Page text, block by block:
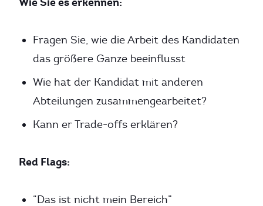
Fragen Sie, wie die Arbeit des Kandidaten
das größere Ganze beeinflusst
Wie hat der Kandidat mit anderen
Abteilungen zusammengearbeitet?
Kann er Trade-offs erklären?
Red Flags:
“Das ist nicht mein Bereich”